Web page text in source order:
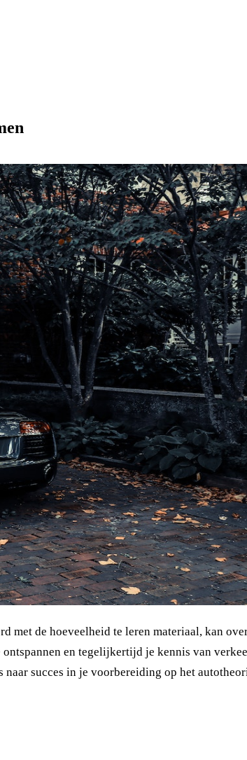
met de hoeveelheid te leren materiaal, kan
en tegelijkertijd je kennis van
succes in je voorbereiding op het